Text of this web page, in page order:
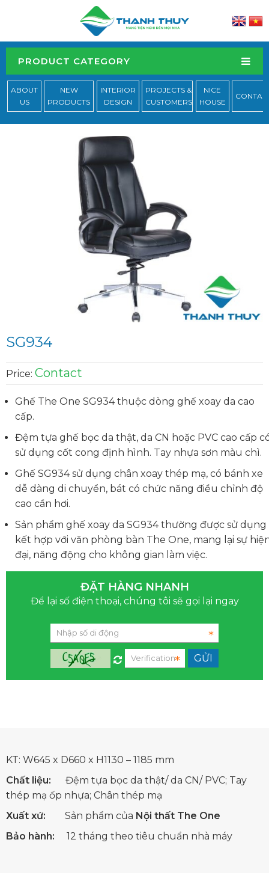
PRODUCT CATEGORY
ABOUT
US
NEW
PRODUCTS
INTERIOR
DESIGN
PROJECTS &
CUSTOMERS
NICE
HOUSE
SG934
Price: Contact
Ghế The One SG934 thuộc dòng ghế xoay da cao
cấp.
Đệm tựa ghế bọc da thật, da CN hoặc PVC cao cấp
sử dụng cốt cong định hình. Tay nhựa sơn màu chì.
Ghế SG934 sử dụng chân xoay thép mạ, có bánh xe
dễ dàng di chuyển, bát có chức năng điều chỉnh độ
cao cần hơi.
Sản phẩm ghế xoay da SG934 thường được sử dụng
kết hợp với văn phòng bàn The One, mang lại sự
đại, năng động cho không gian làm việc.
ĐẶT HÀNG NHANH
Để lại số điện thoại, chúng tôi sẽ gọi lại ngay
KT: W645 x D660 x H1130 – 1185 mm
Chất liệu:
Đệm tựa bọc da thật/ da CN/ PVC; Tay
thép mạ ốp nhựa; Chân thép mạ
Xuất xứ:
Sản phẩm của Nội thất The One
Bảo hành:
12 tháng theo tiêu chuẩn nhà máy